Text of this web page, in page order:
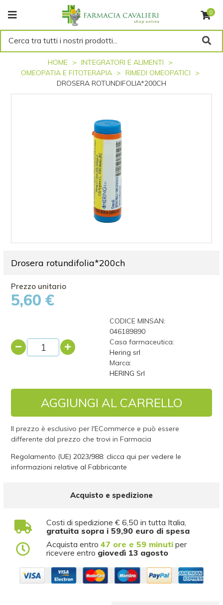
0
Cerca tra tutti i nostri prodotti...
HOME
INTEGRATORI E ALIMENTI
OMEOPATIA E FITOTERAPIA
RIMEDI OMEOPATICI
DROSERA ROTUNDIFOLIA*200CH
Drosera rotundifolia*200ch
5,60 €
CODICE MINSAN:
046189890
Casa farmaceutica:
Hering srl
Marca:
HERING Srl
AGGIUNGI AL CARRELLO
Il prezzo è esclusivo per l'ECommerce e può essere
differente dal prezzo che trovi in Farmacia
Regolamento (UE) 2023/988: clicca qui per vedere le
informazioni relative al Fabbricante
Acquisto e spedizione
Costi di spedizione € 6,50 in tutta Italia,
gratuita sopra i 59,90 euro di spesa
Acquista entro47 ore e 59 minuti per
ricevere entro giovedì 13 agosto